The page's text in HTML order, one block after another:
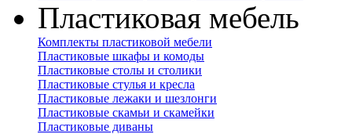
Пластиковая мебель
Комплекты пластиковой мебели
Пластиковые шкафы и комоды
Пластиковые столы и столики
Пластиковые стулья и кресла
Пластиковые лежаки и шезлонги
Пластиковые скамьи и скамейки
Пластиковые диваны